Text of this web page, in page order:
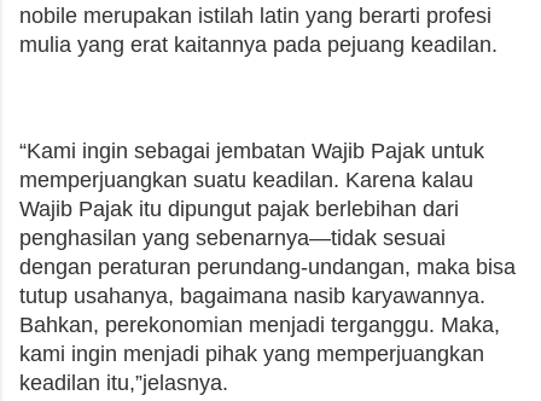
nobile merupakan istilah latin yang berarti profesi
mulia yang erat kaitannya pada pejuang keadilan.
“Kami ingin sebagai jembatan Wajib Pajak untuk
memperjuangkan suatu keadilan. Karena kalau
Wajib Pajak itu dipungut pajak berlebihan dari
penghasilan yang sebenarnya—tidak sesuai
dengan peraturan perundang-undangan, maka bisa
tutup usahanya, bagaimana nasib karyawannya.
Bahkan, perekonomian menjadi terganggu. Maka,
kami ingin menjadi pihak yang memperjuangkan
keadilan itu,”jelasnya.